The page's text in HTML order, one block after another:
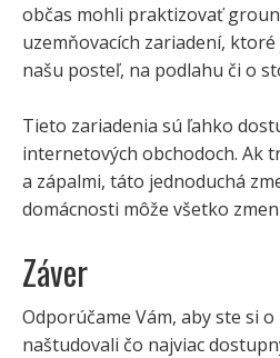
občas mohli praktizovať
uzemňovacích zariadení,
našu posteľ, na podlahu či o
Tieto zariadenia sú ľahko
internetových obchodoch. Ak
a zápalmi, táto jednoduchá
domácnosti môže všetko
Záver
Odporúčame Vám, aby ste si
naštudovali čo najviac